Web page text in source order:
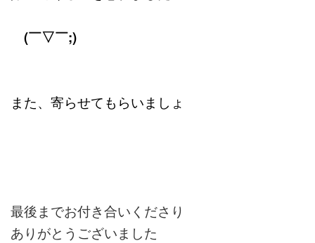
(￣▽￣;)
また、寄らせてもらいましょ
最後までお付き合いくださり
ありがとうございました